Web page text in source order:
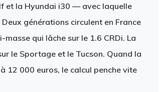
et la Hyundai i30 — avec laquelle
générations circulent en France
qui lâche sur le 1.6 CRDi. La
le Sportage et le Tucson. Quand la
12 000 euros, le calcul penche vite